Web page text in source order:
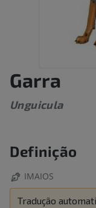
Garra
Unguicula
Definição
IMAIOS
Tradução